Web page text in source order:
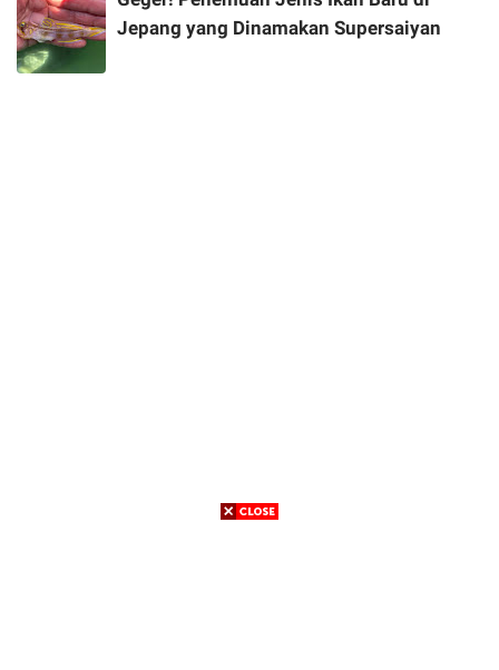
Jepang yang Dinamakan Supersaiyan